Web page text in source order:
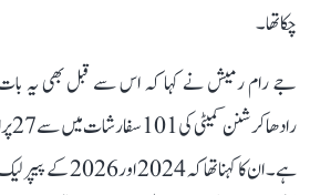
چکا تھا۔
جے رام رمیش نے کہا کہ اس سے قبل بھی یہ